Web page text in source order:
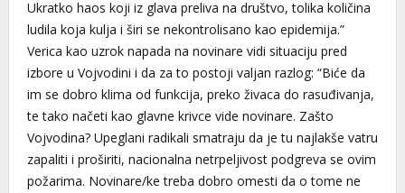
Ukratko haos koji iz glava preliva na društvo, tolika količina
ludila koja kulja i širi se nekontrolisano kao epidemija.”
Verica kao uzrok napada na novinare vidi situaciju pred
izbore u Vojvodini i da za to postoji valjan razlog: “Biće da
im se dobro klima od funkcija, preko živaca do rasuđivanja,
te tako načeti kao glavne krivce vide novinare. Zašto
Vojvodina? Upeglani radikali smatraju da je tu najlakše vatru
zapaliti i proširiti, nacionalna netrpeljivost podgreva se ovim
požarima. Novinare/ke treba dobro omesti da o tome ne